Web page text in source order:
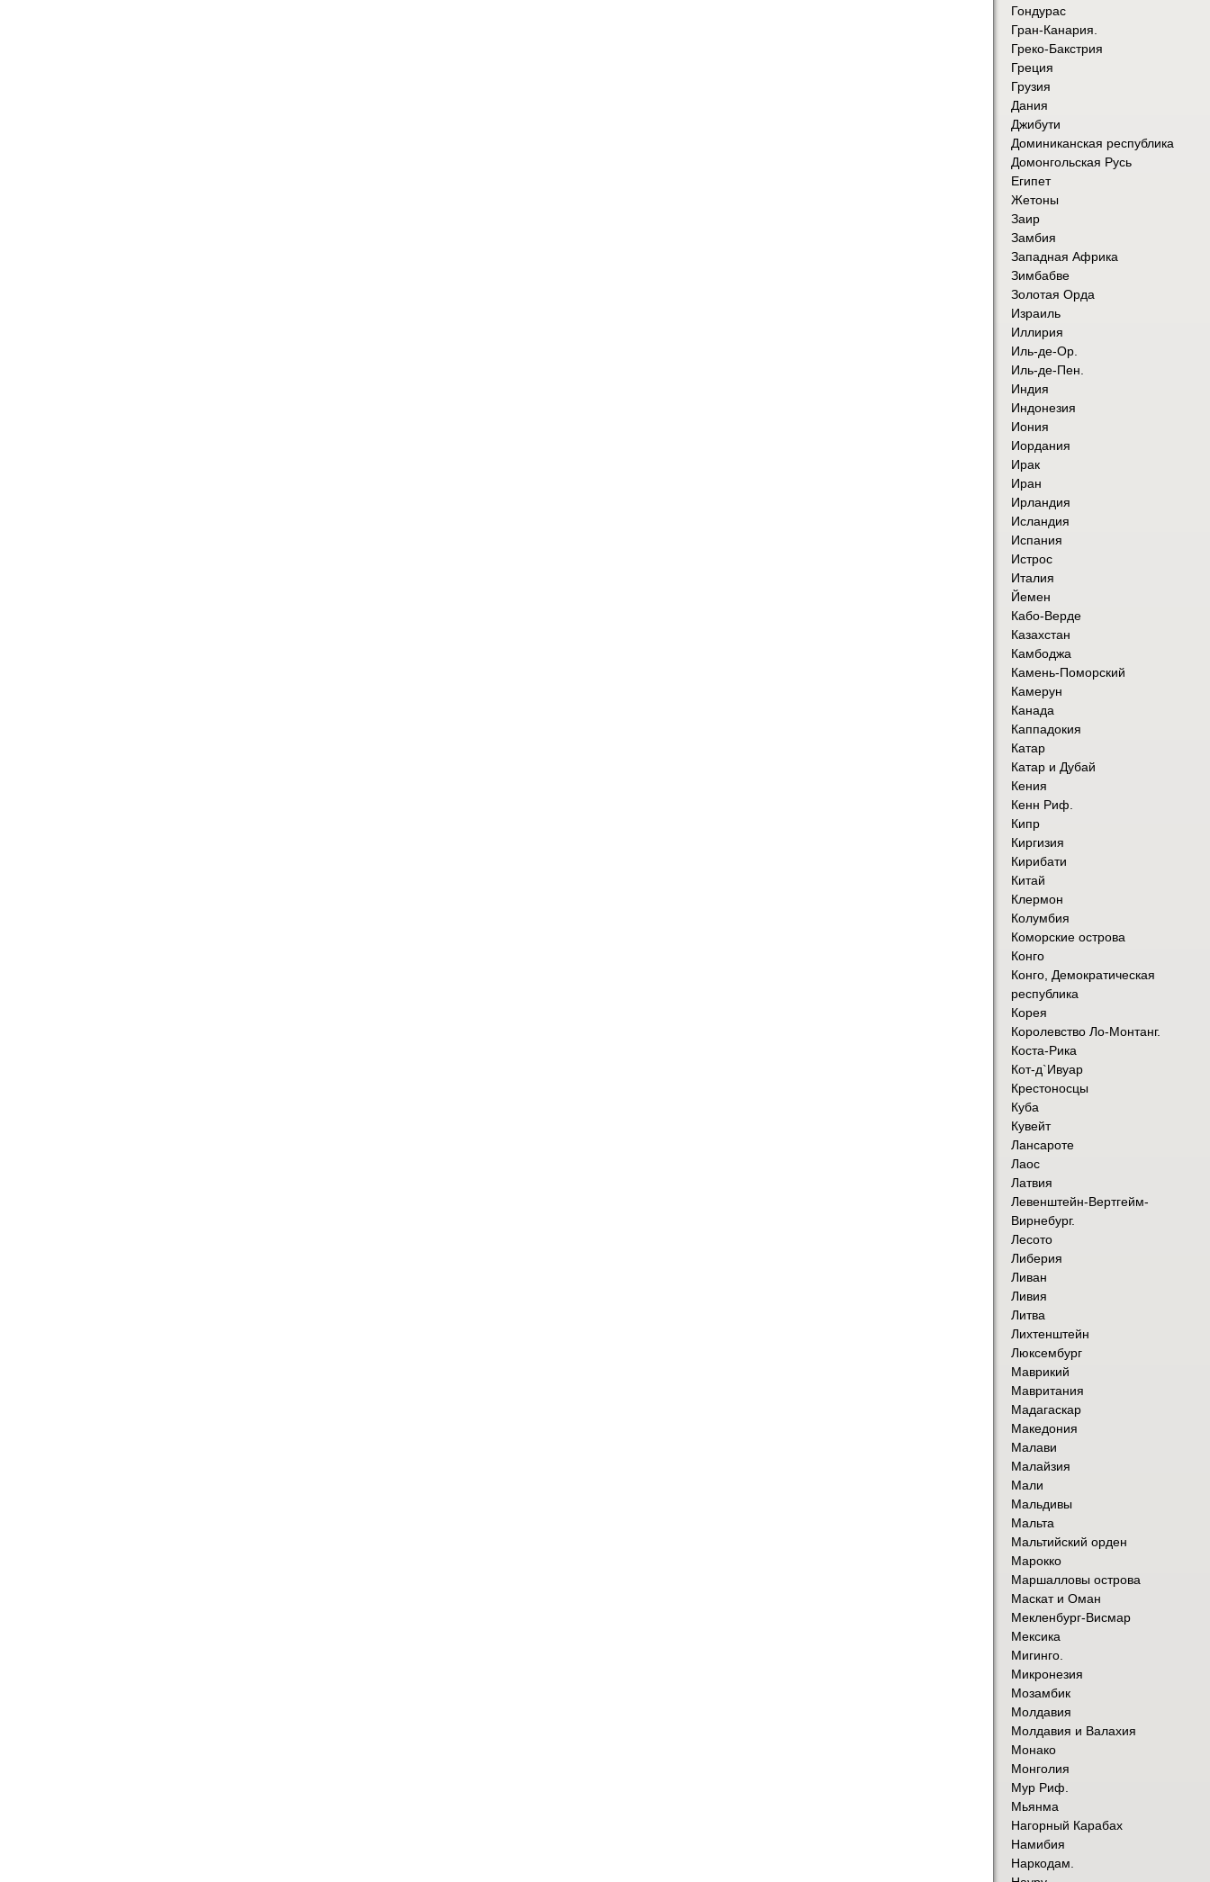
Гондурас
Гран-Канария.
Греко-Бакстрия
Греция
Грузия
Дания
Джибути
Доминиканская республика
Домонгольская Русь
Египет
Жетоны
Заир
Замбия
Западная Африка
Зимбабве
Золотая Орда
Израиль
Иллирия
Иль-де-Ор.
Иль-де-Пен.
Индия
Индонезия
Иония
Иордания
Ирак
Иран
Ирландия
Исландия
Испания
Истрос
Италия
Йемен
Кабо-Верде
Казахстан
Камбоджа
Камень-Поморский
Камерун
Канада
Каппадокия
Катар
Катар и Дубай
Кения
Кенн Риф.
Кипр
Киргизия
Кирибати
Китай
Клермон
Колумбия
Коморские острова
Конго
Конго, Демократическая
республика
Корея
Королевство Ло-Монтанг.
Коста-Рика
Кот-д`Ивуар
Крестоносцы
Куба
Кувейт
Лансароте
Лаос
Латвия
Левенштейн-Вертгейм-
Вирнебург.
Лесото
Либерия
Ливан
Ливия
Литва
Лихтенштейн
Люксембург
Маврикий
Мавритания
Мадагаскар
Македония
Малави
Малайзия
Мали
Мальдивы
Мальта
Мальтийский орден
Марокко
Маршалловы острова
Маскат и Оман
Мекленбург-Висмар
Мексика
Мигинго.
Микронезия
Мозамбик
Молдавия
Молдавия и Валахия
Монако
Монголия
Мур Риф.
Мьянма
Нагорный Карабах
Намибия
Наркодам.